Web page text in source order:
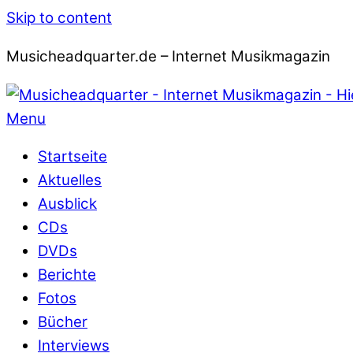
Skip to content
Musicheadquarter.de – Internet Musikmagazin
Menu
Startseite
Aktuelles
Ausblick
CDs
DVDs
Berichte
Fotos
Bücher
Interviews